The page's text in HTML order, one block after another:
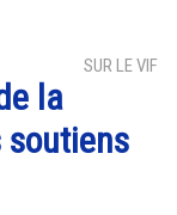
SUR LE VIF
la
soutiens